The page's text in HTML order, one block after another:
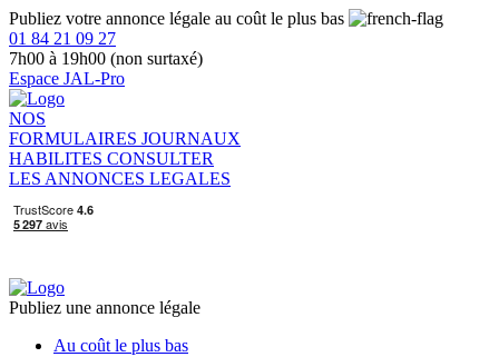
Publiez votre annonce légale au coût le plus bas
01 84 21 09 27
7h00 à 19h00 (non surtaxé)
Espace JAL-Pro
NOS
FORMULAIRES JOURNAUX
HABILITES CONSULTER
LES ANNONCES LEGALES
Publiez une annonce légale
Au coût le plus bas